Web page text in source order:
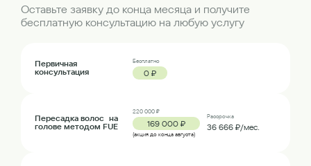
Оставьте заявку до конца месяца и получите
бесплатную консультацию на любую услугу
Первичная
консультация
Бесплатно
0 ₽
Пересадка волос на
голове методом FUE
220 000 ₽
169 000 ₽
(акция до конца августа)
Рассрочка
36 666 ₽/мес.